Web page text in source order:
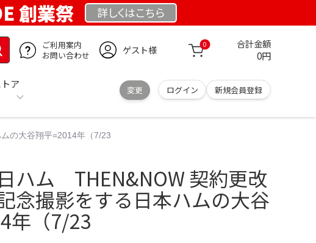
創業祭 詳しくはこちら
ご利用案内
お問い合わせ
ゲスト様 0 合計金額
0円
ア
変更 ログイン 新規会員登録
の大谷翔平=2014年（7/23
ハム THEN&NOW 契約更改
念撮影をする日本ハムの大谷
年（7/23